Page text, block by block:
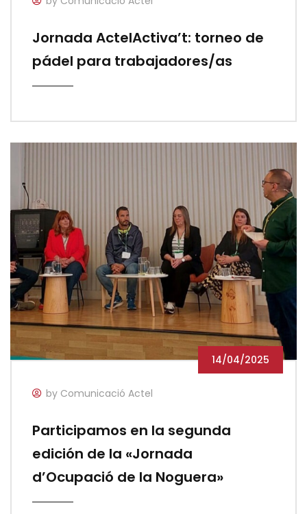
Jornada ActelActiva’t: torneo de
pádel para trabajadores/as
14/04/2025
by Comunicació Actel
Participamos en la segunda
edición de la «Jornada
d’Ocupació de la Noguera»